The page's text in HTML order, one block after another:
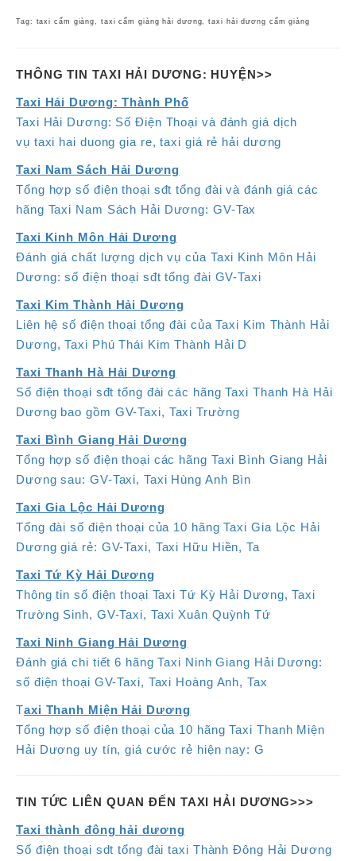
Tag: taxi cẩm giàng, taxi cẩm giàng hải dương, taxi hải dương cẩm giàng
THÔNG TIN TAXI HẢI DƯƠNG: HUYỆN>>
Taxi Hải Dương: Thành Phố
Taxi Hải Dương: Số Điện Thoại và đánh giá dịch
vụ taxi hai duong gia re, taxi giá rẻ hải dương
Taxi Nam Sách Hải Dương
Tổng hợp số điện thoại sđt tổng đài và đánh giá các
hãng Taxi Nam Sách Hải Dương: GV-Tax
Taxi Kinh Môn Hải Dương
Đánh giá chất lượng dịch vụ của Taxi Kinh Môn Hải
Dương: số điện thoại sđt tổng đài GV-Taxi
Taxi Kim Thành Hải Dương
Liên hệ số điện thoại tổng đài của Taxi Kim Thành Hải
Dương, Taxi Phú Thái Kim Thành Hải D
Taxi Thanh Hà Hải Dương
Số điện thoại sđt tổng đài các hãng Taxi Thanh Hà Hải
Dương bao gồm GV-Taxi, Taxi Trường
Taxi Bình Giang Hải Dương
Tổng hợp số điện thoại các hãng Taxi Bình Giang Hải
Dương sau: GV-Taxi, Taxi Hùng Anh Bìn
Taxi Gia Lộc Hải Dương
Tổng đài số điện thoại của 10 hãng Taxi Gia Lộc Hải
Dương giá rẻ: GV-Taxi, Taxi Hữu Hiền, Ta
Taxi Tứ Kỳ Hải Dương
Thông tin số điện thoại Taxi Tứ Kỳ Hải Dương, Taxi
Trường Sinh, GV-Taxi, Taxi Xuân Quỳnh Tứ
Taxi Ninh Giang Hải Dương
Đánh giá chi tiết 6 hãng Taxi Ninh Giang Hải Dương:
số điện thoại GV-Taxi, Taxi Hoàng Anh, Tax
Taxi Thanh Miện Hải Dương
Tổng hợp số điện thoại của 10 hãng Taxi Thanh Miện
Hải Dương uy tín, giá cước rẻ hiện nay: G
TIN TỨC LIÊN QUAN ĐẾN TAXI HẢI DƯƠNG>>>
Taxi thành đông hải dương
Số điện thoại sdt tổng đài taxi Thành Đông Hải Dương